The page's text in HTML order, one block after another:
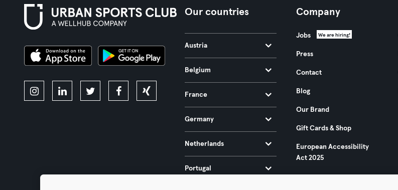
Our countries
Austria
Belgium
France
Germany
Netherlands
Portugal
Company
Jobs We are hiring!
Press
Contact
Blog
Our Brand
Gift Cards & Shop
European Accessibility
Act 2025